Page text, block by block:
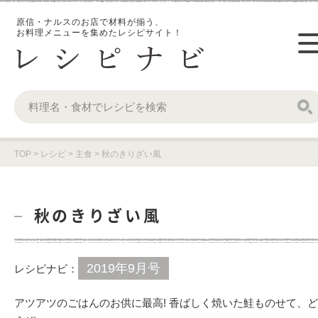
原信・ナルスのお店で材料が揃う、
お料理メニューを集めたレシピサイト！
TOP > レシピ > 主食 > 秋のきりざい風
秋のきりざい風
レシピナビ： 2019年9月号
アツアツのごはんのお供に最高! 香ばしく焼いた鮭ものせて、ど